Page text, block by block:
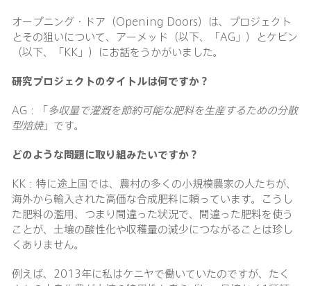
オープニング・ドア（Opening Doors）は、プロジェクト
とその狙いについて、アーメッド（以下、「AG」）とケビン
（以下、「KK」）にお話をうかがいました。
研究プロジェクトのタイトルは何ですか？
AG：「多収量で灌漑を節約可能な肥料を生産するための分散
型焙焼」です。
どのような問題に取り組みたいですか？
KK：特に途上国では、農村の多くの小規模農家の人たちが、
海外から輸入された高価な合成肥料に頼っています。こうし
た肥料の濫用、つまり間違った状況で、間違った肥料を使う
ことが、土壌の酸性化や収穫量の減少につながることは珍し
くありません。
例えば、2013年に私はケニヤで働いていたのですが、たく